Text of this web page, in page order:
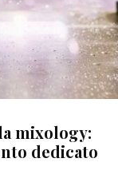
mixology:
dedicato